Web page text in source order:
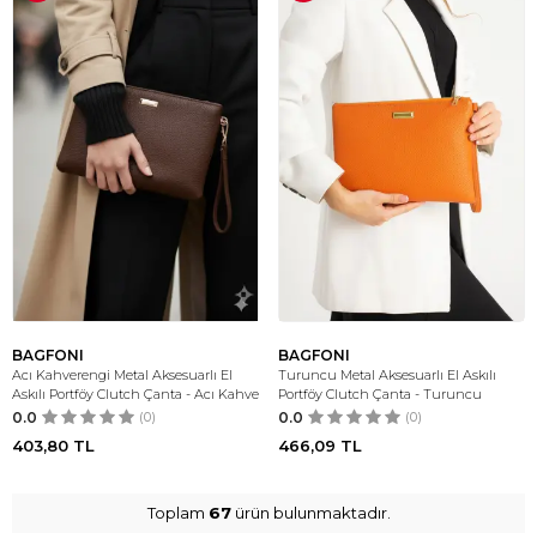
BAGFONI
Acı Kahverengi Metal Aksesuarlı El
Askılı Portföy Clutch Çanta - Acı Kahve
0.0 (0)
403,80 TL
BAGFONI
Turuncu Metal Aksesuarlı El Askılı
Portföy Clutch Çanta - Turuncu
0.0 (0)
466,09 TL
Toplam 67ürün bulunmaktadır.